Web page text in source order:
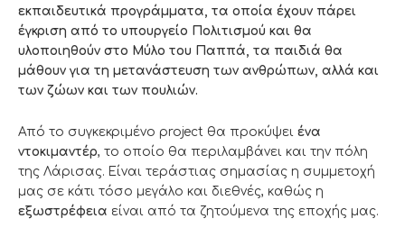
εκπαιδευτικά προγράμματα, τα οποία έχουν πάρει
έγκριση από το υπουργείο Πολιτισμού και θα
υλοποιηθούν στο Μύλο του Παππά, τα παιδιά θα
μάθουν για τη μετανάστευση των ανθρώπων, αλλά και
των ζώων και των πουλιών.
Από το συγκεκριμένο project θα προκύψει ένα
ντοκιμαντέρ, το οποίο θα περιλαμβάνει και την πόλη
της Λάρισας. Είναι τεράστιας σημασίας η συμμετοχή
μας σε κάτι τόσο μεγάλο και διεθνές, καθώς η
εξωστρέφεια είναι από τα ζητούμενα της εποχής μας.